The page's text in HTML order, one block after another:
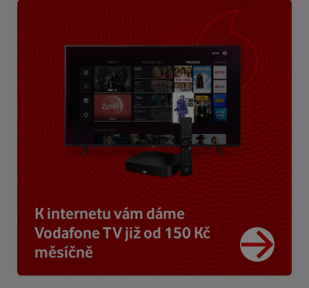
K internetu vám dáme
Vodafone TV již od 150 Kč
měsíčně